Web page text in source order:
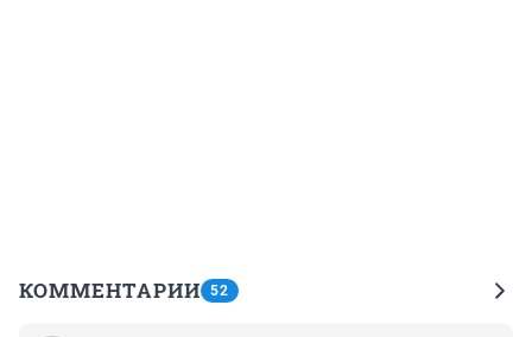
КОММЕНТАРИИ 52